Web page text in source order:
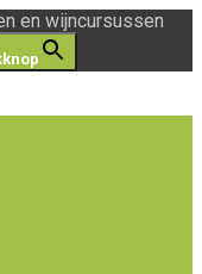
en wijncursussen